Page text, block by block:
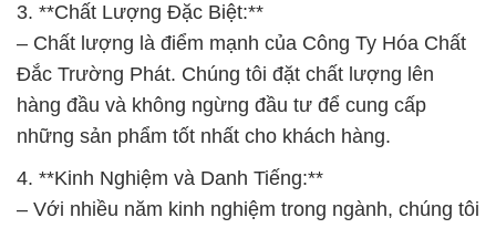
3. **Chất Lượng Đặc Biệt:**
– Chất lượng là điểm mạnh của Công Ty Hóa Chất
Đắc Trường Phát. Chúng tôi đặt chất lượng lên
hàng đầu và không ngừng đầu tư để cung cấp
những sản phẩm tốt nhất cho khách hàng.
4. **Kinh Nghiệm và Danh Tiếng:**
– Với nhiều năm kinh nghiệm trong ngành, chúng tôi